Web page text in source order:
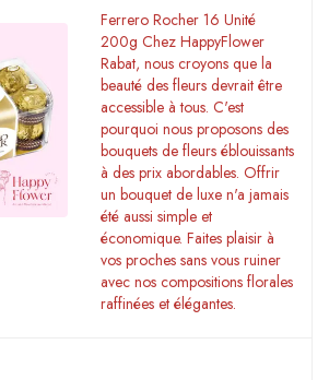
Ferrero Rocher 16 Unité
200g Chez HappyFlower
Rabat, nous croyons que la
beauté des fleurs devrait être
accessible à tous. C'est
pourquoi nous proposons des
bouquets de fleurs éblouissants
à des prix abordables. Offrir
un bouquet de luxe n'a jamais
été aussi simple et
économique. Faites plaisir à
vos proches sans vous ruiner
avec nos compositions florales
raffinées et élégantes.